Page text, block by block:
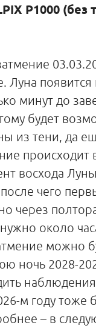
P1000 (без
Луна появится
минут до
будет
из тени, да
происходит
восхода
чего
через
около
можно
ночь 2028-
м году тоже
– в